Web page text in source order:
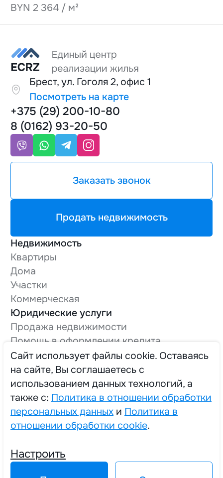
BYN 2 364 / м²
Брест, ул. Гоголя 2, офис 1
Посмотреть на карте
Недвижимость
Квартиры
Дома
Участки
Коммерческая
Юридические услуги
Продажа недвижимости
Помощь в оформлении кредита
Оформление технической документации
Вывод в нежилой фонд
О компании
Трудоустройство
+375 (29) 200-10-80
8 (0162) 93-20-50
Заказать звонок
Продать недвижимость
Политика в отношении обработки персональных данных
Cайт использует файлы cookie. Оставаясь
на сайте, Вы соглашаетесь с
использованием данных технологий, а
также с: Политика в отношении обработки
персональных данных и Политика в
отношении обработки cookie.
Настроить